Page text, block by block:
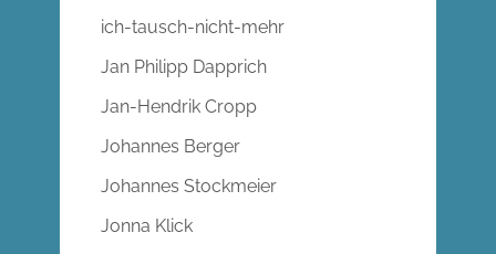
ich-tausch-nicht-mehr
Jan Philipp Dapprich
Jan-Hendrik Cropp
Johannes Berger
Johannes Stockmeier
Jonna Klick